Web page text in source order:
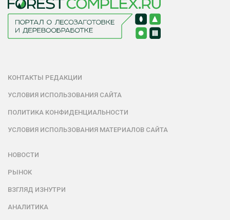
КОНТАКТЫ РЕДАКЦИИ
УСЛОВИЯ ИСПОЛЬЗОВАНИЯ САЙТА
ПОЛИТИКА КОНФИДЕНЦИАЛЬНОСТИ
УСЛОВИЯ ИСПОЛЬЗОВАНИЯ МАТЕРИАЛОВ САЙТА
НОВОСТИ
РЫНОК
ВЗГЛЯД ИЗНУТРИ
АНАЛИТИКА